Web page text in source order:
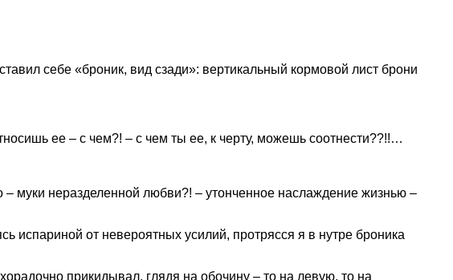
себе «броник, вид сзади»: вертикальный кормовой лист брони
ее – с чем?! – с чем ты ее, к черту, можешь соотнести??!!…
муки неразделенной любви?! – утонченное наслаждение жизнью –
испариной от невероятных усилий, протрясся я в нутре броника
прикидывал, глядя на обочину – то на левую, то на